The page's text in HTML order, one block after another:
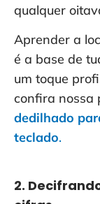
qualquer
Aprender a
é a base de
um toque
confira nossa
dedilhado
teclado.
2.